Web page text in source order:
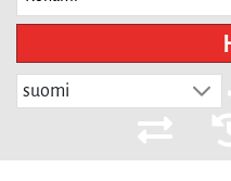
suomi